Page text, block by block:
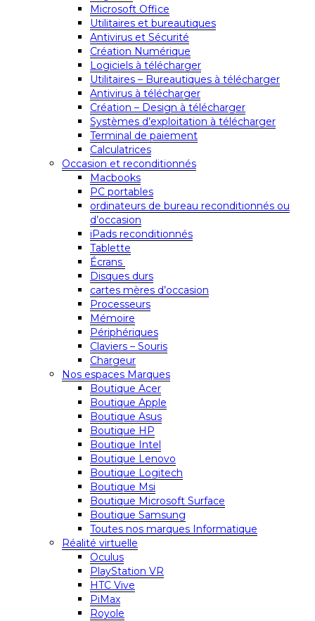
Microsoft Office
Utilitaires et bureautiques
Antivirus et Sécurité
Création Numérique
Logiciels à télécharger
Utilitaires – Bureautiques à télécharger
Antivirus à télécharger
Création – Design à télécharger
Systèmes d’exploitation à télécharger
Terminal de paiement
Calculatrices
Occasion et reconditionnés
Macbooks
PC portables
ordinateurs de bureau reconditionnés ou
d’occasion
iPads reconditionnés
Tablette
Écrans
Disques durs
cartes mères d’occasion
Processeurs
Mémoire
Périphériques
Claviers – Souris
Chargeur
Nos espaces Marques
Boutique Acer
Boutique Apple
Boutique Asus
Boutique HP
Boutique Intel
Boutique Lenovo
Boutique Logitech
Boutique Msi
Boutique Microsoft Surface
Boutique Samsung
Toutes nos marques Informatique
Réalité virtuelle
Oculus
PlayStation VR
HTC Vive
PiMax
Royole